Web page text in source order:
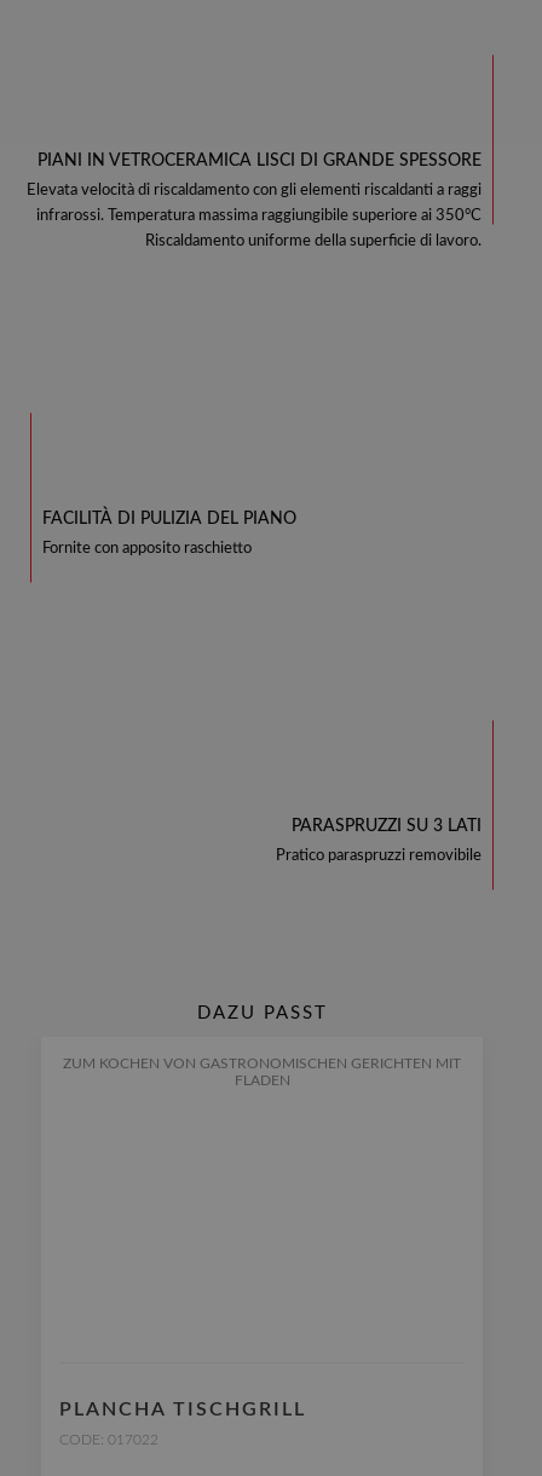
PIANI IN VETROCERAMICA LISCI DI GRANDE SPESSORE
Elevata velocità di riscaldamento con gli elementi riscaldanti a raggi
infrarossi. Temperatura massima raggiungibile superiore ai 350°C
Riscaldamento uniforme della superficie di lavoro.
FACILITÀ DI PULIZIA DEL PIANO
Fornite con apposito raschietto
PARASPRUZZI SU 3 LATI
Pratico paraspruzzi removibile
DAZU PASST
ZUM KOCHEN VON GASTRONOMISCHEN GERICHTEN MIT
FLADEN
PLANCHA TISCHGRILL
CODE: 017022